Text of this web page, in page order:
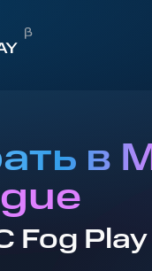
в
Fog Play